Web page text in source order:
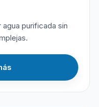
purificada sin